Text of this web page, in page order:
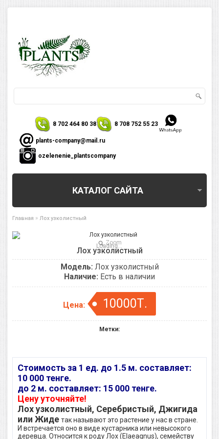
8 702 464 80 38 8 708 752 55 23
plants-company@mail.ru
ozelenenie_plantscompany
КАТАЛОГ САЙТА
Главная » Лох узколистный
Zoom
Loading...
Лох узколистный
Модель: Лох узколистный
Наличие: Есть в наличии
Цена: 10000Т.
Метки:
Стоимость за 1 ед. до 1.5 м. составляет:
10 000 тенге.
до 2 м. составляет: 15 000 тенге.
Цену уточняйте!
Лох узколистный, Серебристый, Джигида
или Жиде так называют это растение у нас в стране.
И встречается оно в виде кустарника или невысокого
деревца. Относится к роду Лох (Elaeagnus), семейству